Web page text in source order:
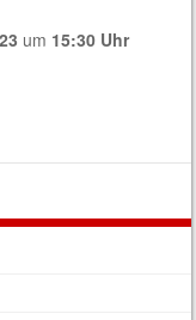
um 15:30 Uhr